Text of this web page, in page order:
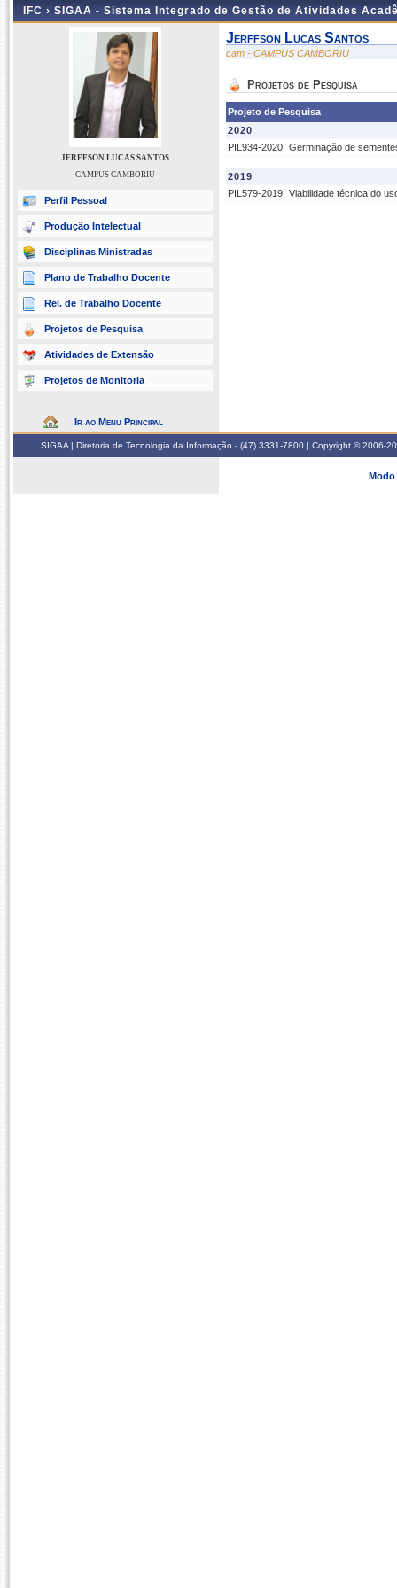
IFC › SIGAA - Sistema Integrado de Gestão de Atividades
JERFFSON LUCAS SANTOS
CAMPUS CAMBORIU
Perfil Pessoal
Produção Intelectual
Disciplinas Ministradas
Plano de Trabalho Docente
Rel. de Trabalho Docente
Projetos de Pesquisa
Atividades de Extensão
Projetos de Monitoria
Ir ao Menu Principal
Jerffson Lucas Santos
cam - CAMPUS CAMBORIU
Projetos de Pesquisa
Projeto de Pesquisa
2020
PIL934-2020 Germinação de
2019
PIL579-2019 Viabilidade técnica do
SIGAA | Diretoria de Tecnologia da Informação - (47) 3331-7800 | Copyright © 2006-
Modo